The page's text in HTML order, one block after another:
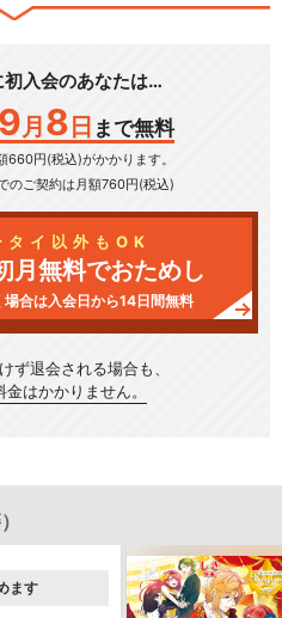
入会のあなたは…
月 8 日 まで無料
660円(税込)がかかります。
のご契約は月額760円(税込)
タイ以外もOK
月無料でおためし
合は入会日から14日間無料
ず退会される場合も、
はかかりません。
ます